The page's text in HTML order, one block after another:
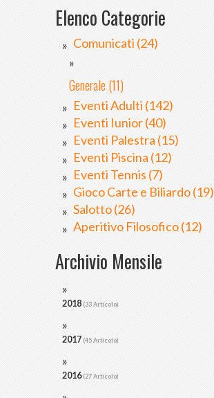
Elenco Categorie
Comunicati (24)
Generale (11)
Eventi Adulti (142)
Eventi Iunior (40)
Eventi Palestra (15)
Eventi Piscina (12)
Eventi Tennis (7)
Gioco Carte e Biliardo (19)
Salotto (26)
Aperitivo Filosofico (12)
Archivio Mensile
2018 (33 Articolo)
2017 (45 Articolo)
2016(27 Articolo)